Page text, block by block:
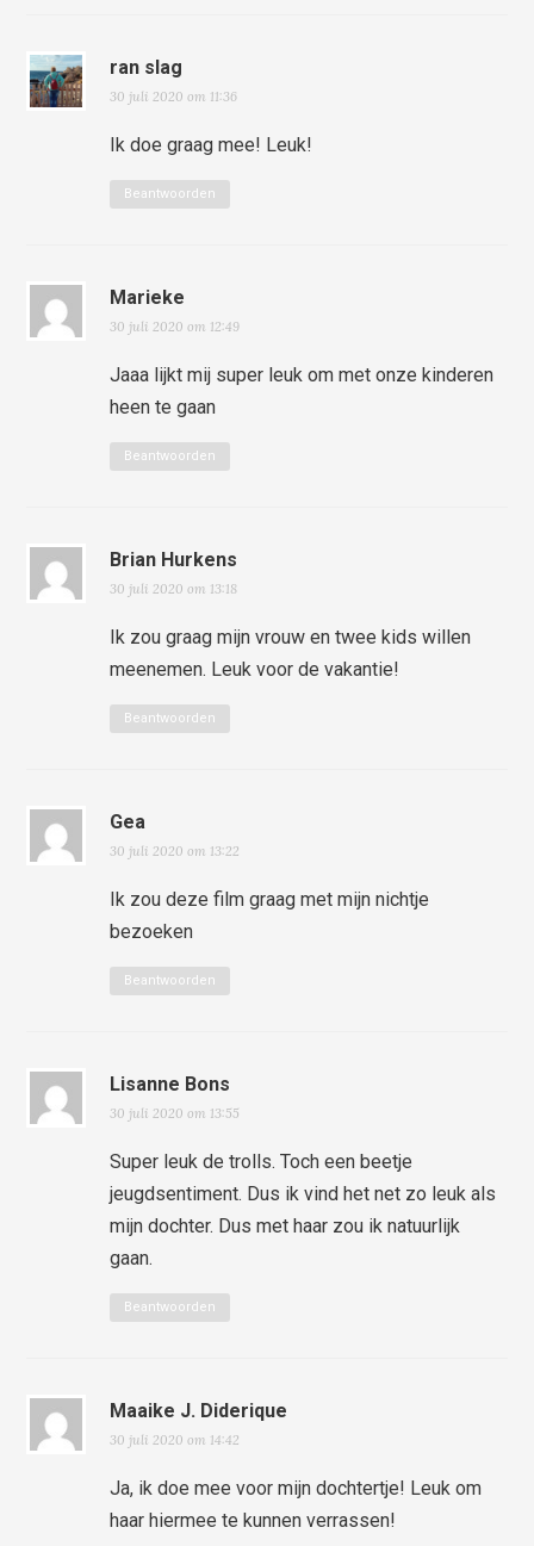
ran slag
30 juli 2020 om 11:36
Ik doe graag mee! Leuk!
Beantwoorden
Marieke
30 juli 2020 om 12:49
Jaaa lijkt mij super leuk om met onze kinderen
heen te gaan
Beantwoorden
Brian Hurkens
30 juli 2020 om 13:18
Ik zou graag mijn vrouw en twee kids willen
meenemen. Leuk voor de vakantie!
Beantwoorden
Gea
30 juli 2020 om 13:22
Ik zou deze film graag met mijn nichtje
bezoeken
Beantwoorden
Lisanne Bons
30 juli 2020 om 13:55
Super leuk de trolls. Toch een beetje
jeugdsentiment. Dus ik vind het net zo leuk als
mijn dochter. Dus met haar zou ik natuurlijk
gaan.
Beantwoorden
Maaike J. Diderique
30 juli 2020 om 14:42
Ja, ik doe mee voor mijn dochtertje! Leuk om
haar hiermee te kunnen verrassen!